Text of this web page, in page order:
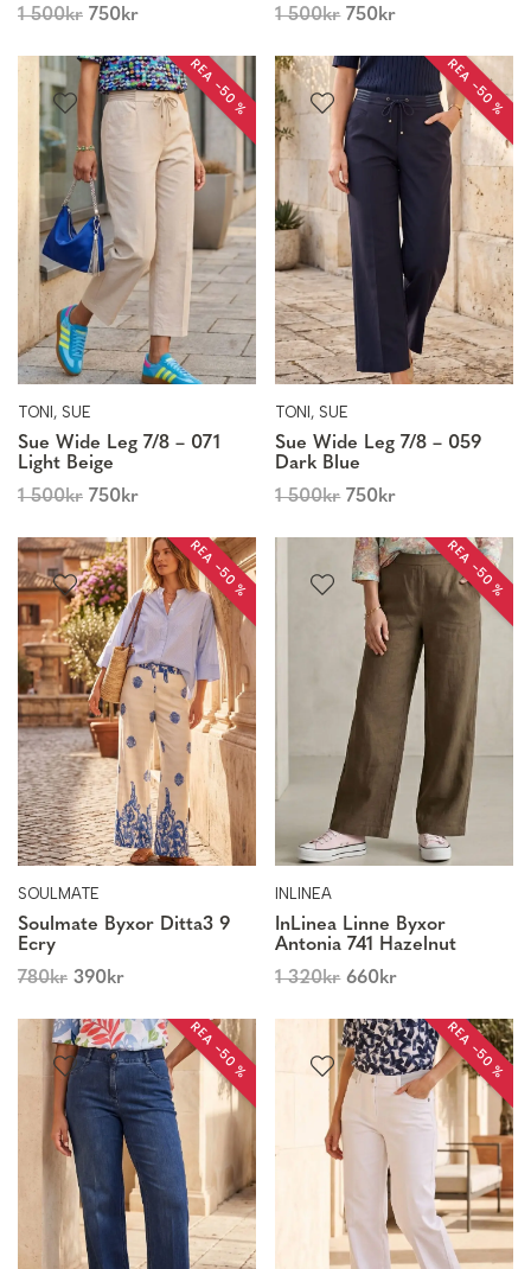
1 500kr 750kr
1 500kr 750kr
REA −50 %
TONI, SUE
Sue Wide Leg 7/8 – 071
Light Beige
1 500kr 750kr
REA −50 %
TONI, SUE
Sue Wide Leg 7/8 – 059
Dark Blue
1 500kr 750kr
REA −50 %
SOULMATE
Soulmate Byxor Ditta3 9
Ecry
780kr 390kr
REA −50 %
INLINEA
InLinea Linne Byxor
Antonia 741 Hazelnut
1 320kr 660kr
REA −50 % REA −50 %